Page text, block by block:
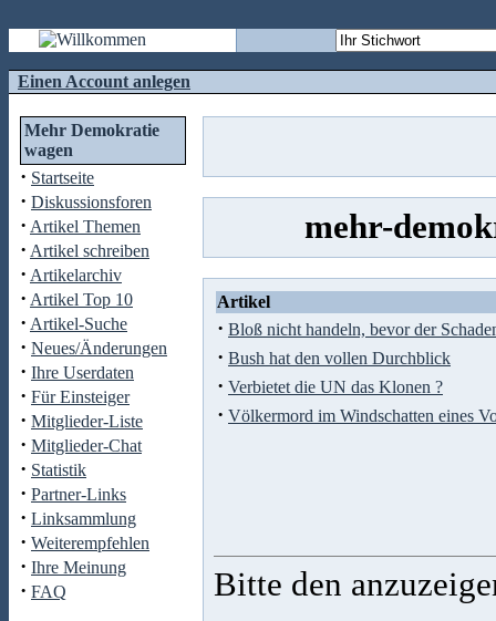
Einen Account anlegen
Mehr Demokratie
wagen
· Startseite
· Diskussionsforen
· Artikel Themen
· Artikel schreiben
· Artikelarchiv
· Artikel Top 10
· Artikel-Suche
· Neues/Änderungen
· Ihre Userdaten
· Für Einsteiger
· Mitglieder-Liste
· Mitglieder-Chat
· Statistik
· Partner-Links
· Linksammlung
· Weiterempfehlen
· Ihre Meinung
· FAQ
mehr-
Artikel
· Bloß nicht handeln, bevor der
· Bush hat den vollen Durchblick
· Verbietet die UN das Klonen ?
· Völkermord im Windschatten eines
Bitte den